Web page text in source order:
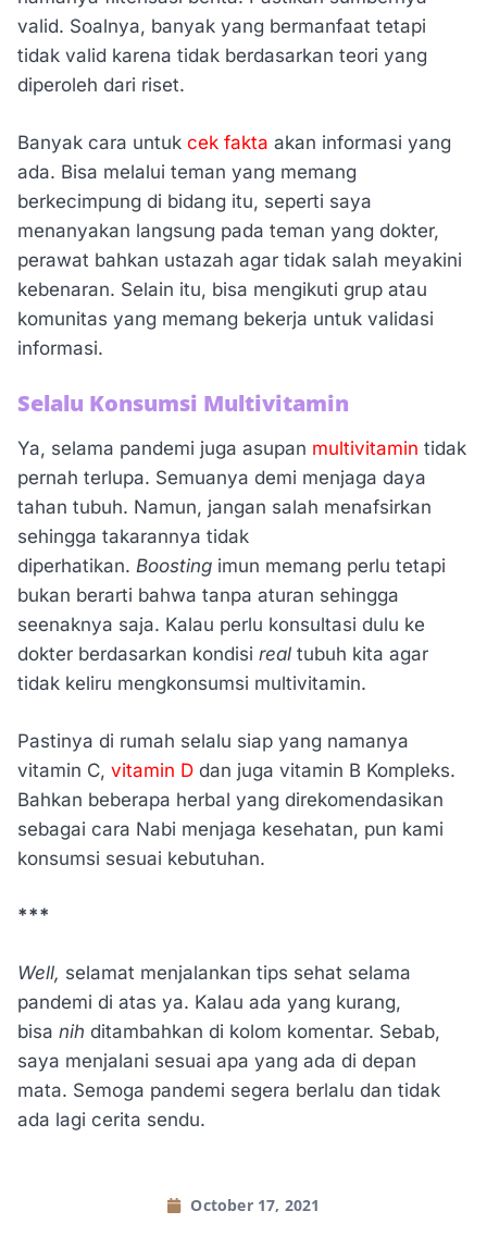
valid. Soalnya, banyak yang bermanfaat tetapi
tidak valid karena tidak berdasarkan teori yang
diperoleh dari riset.
Banyak cara untuk cek fakta akan informasi yang
ada. Bisa melalui teman yang memang
berkecimpung di bidang itu, seperti saya
menanyakan langsung pada teman yang dokter,
perawat bahkan ustazah agar tidak salah meyakini
kebenaran. Selain itu, bisa mengikuti grup atau
komunitas yang memang bekerja untuk validasi
informasi.
Selalu Konsumsi Multivitamin
Ya, selama pandemi juga asupan multivitamin tidak
pernah terlupa. Semuanya demi menjaga daya
tahan tubuh. Namun, jangan salah menafsirkan
sehingga takarannya tidak
diperhatikan. Boosting imun memang perlu tetapi
bukan berarti bahwa tanpa aturan sehingga
seenaknya saja. Kalau perlu konsultasi dulu ke
dokter berdasarkan kondisi real tubuh kita agar
tidak keliru mengkonsumsi multivitamin.
Pastinya di rumah selalu siap yang namanya
vitamin C, vitamin D dan juga vitamin B Kompleks.
Bahkan beberapa herbal yang direkomendasikan
sebagai cara Nabi menjaga kesehatan, pun kami
konsumsi sesuai kebutuhan.
***
Well, selamat menjalankan tips sehat selama
pandemi di atas ya. Kalau ada yang kurang,
bisa nih ditambahkan di kolom komentar. Sebab,
saya menjalani sesuai apa yang ada di depan
mata. Semoga pandemi segera berlalu dan tidak
ada lagi cerita sendu.
October 17, 2021